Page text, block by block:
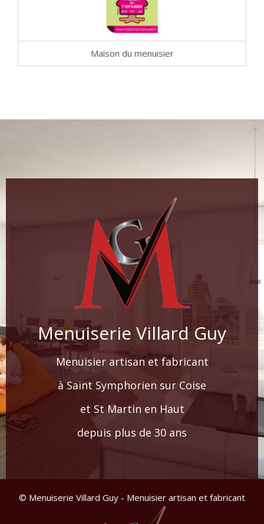
Maison du menuisier
Menuiserie Villard Guy
Menuisier artisan et fabricant
à Saint Symphorien sur Coise
et St Martin en Haut
depuis plus de 30 ans
© Menuiserie Villard Guy - Menuisier artisan et fabricant